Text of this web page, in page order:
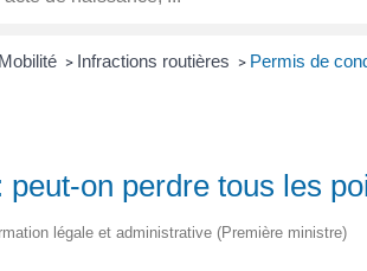
> Infractions routières > Permis de
on perdre tous les
légale et administrative (Première ministre)